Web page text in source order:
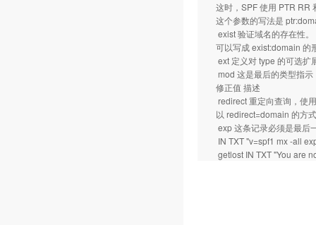
这时，SPF 使用 PTR RR
这个参数的写法是
exist 验证域名的存在性。
可以写成 exist:domain 的
ext 定义对 type 的可选扩展
mod 这是最后的类型指示
修正值 描述
redirect 重定向查询，使用
以 redirect=domain 的方
exp 这条记录必须是最后一
IN TXT "v=spf1 mx -all
getlost IN TXT "You are